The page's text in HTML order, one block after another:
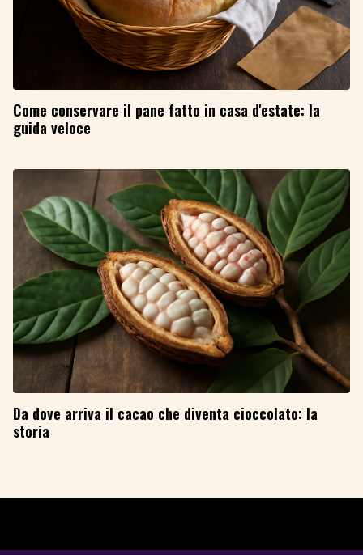
Come conservare il pane fatto in casa d'estate: la
guida veloce
Da dove arriva il cacao che diventa cioccolato: la
storia